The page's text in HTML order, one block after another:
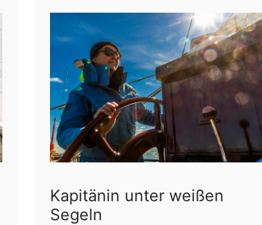
Kapitänin unter weißen
Segeln